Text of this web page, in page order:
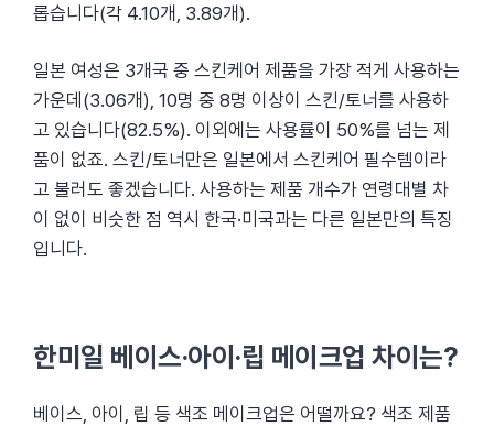
롭습니다(각 4.10개, 3.89개).
일본 여성은 3개국 중 스킨케어 제품을 가장 적게 사용하는
가운데(3.06개), 10명 중 8명 이상이 스킨/토너를 사용하
고 있습니다(82.5%). 이외에는 사용률이 50%를 넘는 제
품이 없죠. 스킨/토너만은 일본에서 스킨케어 필수템이라
고 불러도 좋겠습니다. 사용하는 제품 개수가 연령대별 차
이 없이 비슷한 점 역시 한국·미국과는 다른 일본만의 특징
입니다.
한미일 베이스·아이·립 메이크업 차이는?
베이스, 아이, 립 등 색조 메이크업은 어떨까요? 색조 제품